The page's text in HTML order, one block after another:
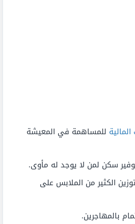
للمساهمة في المعيشة
سكن لمن لا يوجد له مأوى.
الكثير من الملابس على
بالمهاجرين.